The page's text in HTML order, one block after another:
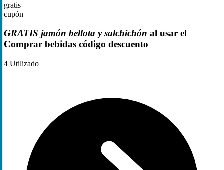
gratis
cupón
GRATIS jamón bellota y salchichón al usar el
Comprar bebidas código descuento
4 Utilizado